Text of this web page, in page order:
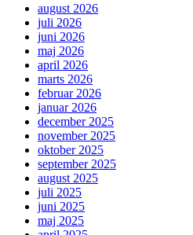
august 2026
juli 2026
juni 2026
maj 2026
april 2026
marts 2026
februar 2026
januar 2026
december 2025
november 2025
oktober 2025
september 2025
august 2025
juli 2025
juni 2025
maj 2025